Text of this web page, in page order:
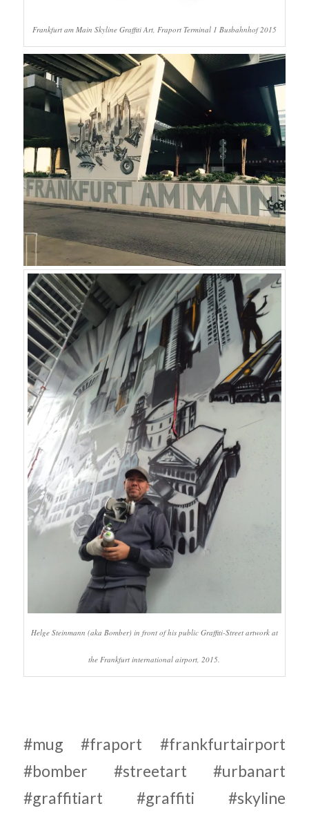
Frankfurt am Main Skyline Graffiti Art, Fraport Terminal 1 Busbahnhof 2015
Helge Steinmann (aka Bomber) in front of his public Graffiti-Street artwork at
the Frankfurt international airport, 2015.
#mug #fraport #frankfurtairport
#bomber #streetart #urbanart
#graffitiart #graffiti #skyline